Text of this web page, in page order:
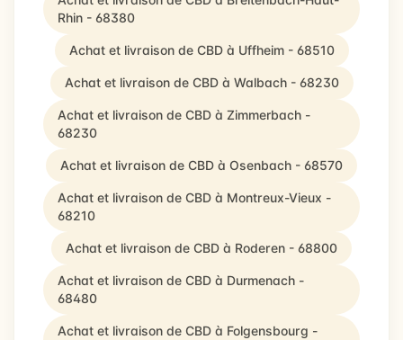
Rhin - 68380
Achat et livraison de CBD à Uffheim - 68510
Achat et livraison de CBD à Walbach - 68230
Achat et livraison de CBD à Zimmerbach -
68230
Achat et livraison de CBD à Osenbach - 68570
Achat et livraison de CBD à Montreux-Vieux -
68210
Achat et livraison de CBD à Roderen - 68800
Achat et livraison de CBD à Durmenach -
68480
Achat et livraison de CBD à Folgensbourg -